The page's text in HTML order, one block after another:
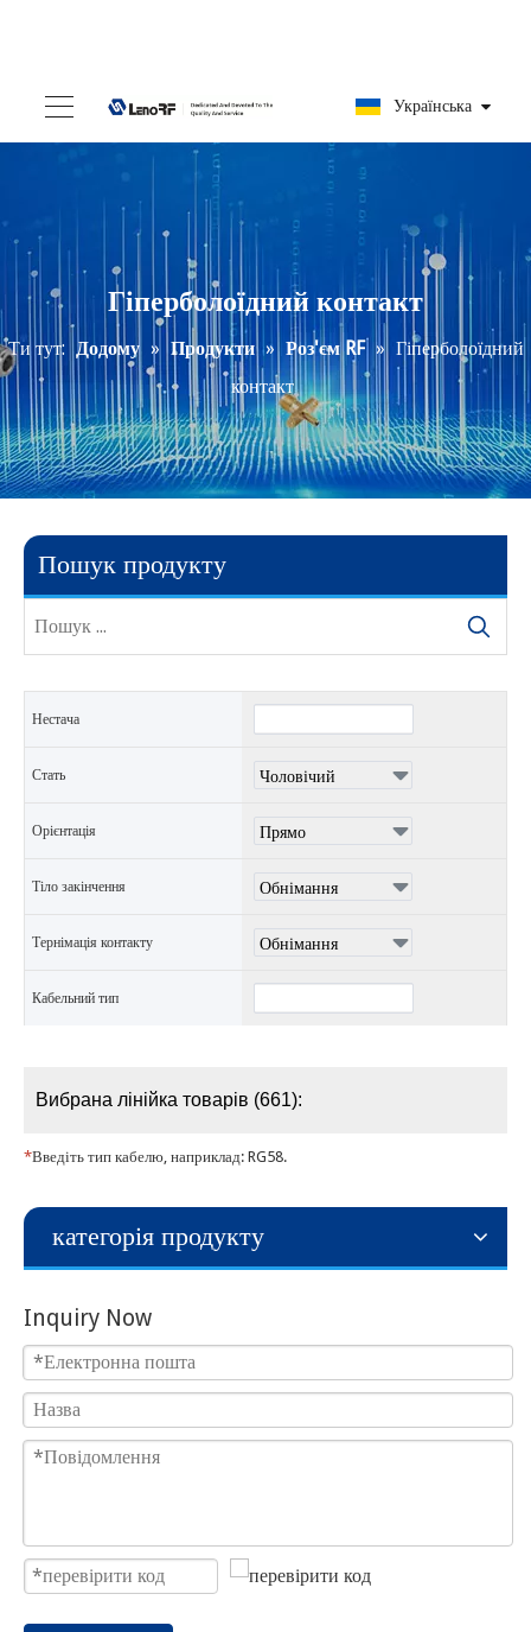
Українська
Гіперболоїдний контакт
Ти тут: Додому » Продукти » Роз'єм RF » Гіперболоїдний
контакт
Пошук продукту
Нестача
Стать
Орієнтація
Тіло закінчення
Тернімація контакту
Кабельний тип
Вибрана лінійка товарів (661):
*Введіть тип кабелю, наприклад: RG58.
категорія продукту
Inquiry Now